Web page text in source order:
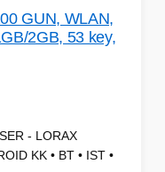
GUN, WLAN,
2GB, 53 key,
- LORAX
KK • BT • IST •